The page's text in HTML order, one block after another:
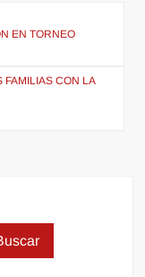
EN TORNEO
FAMILIAS CON LA